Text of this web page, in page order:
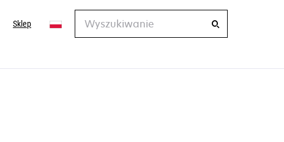
Sklep
Wyszukiwanie